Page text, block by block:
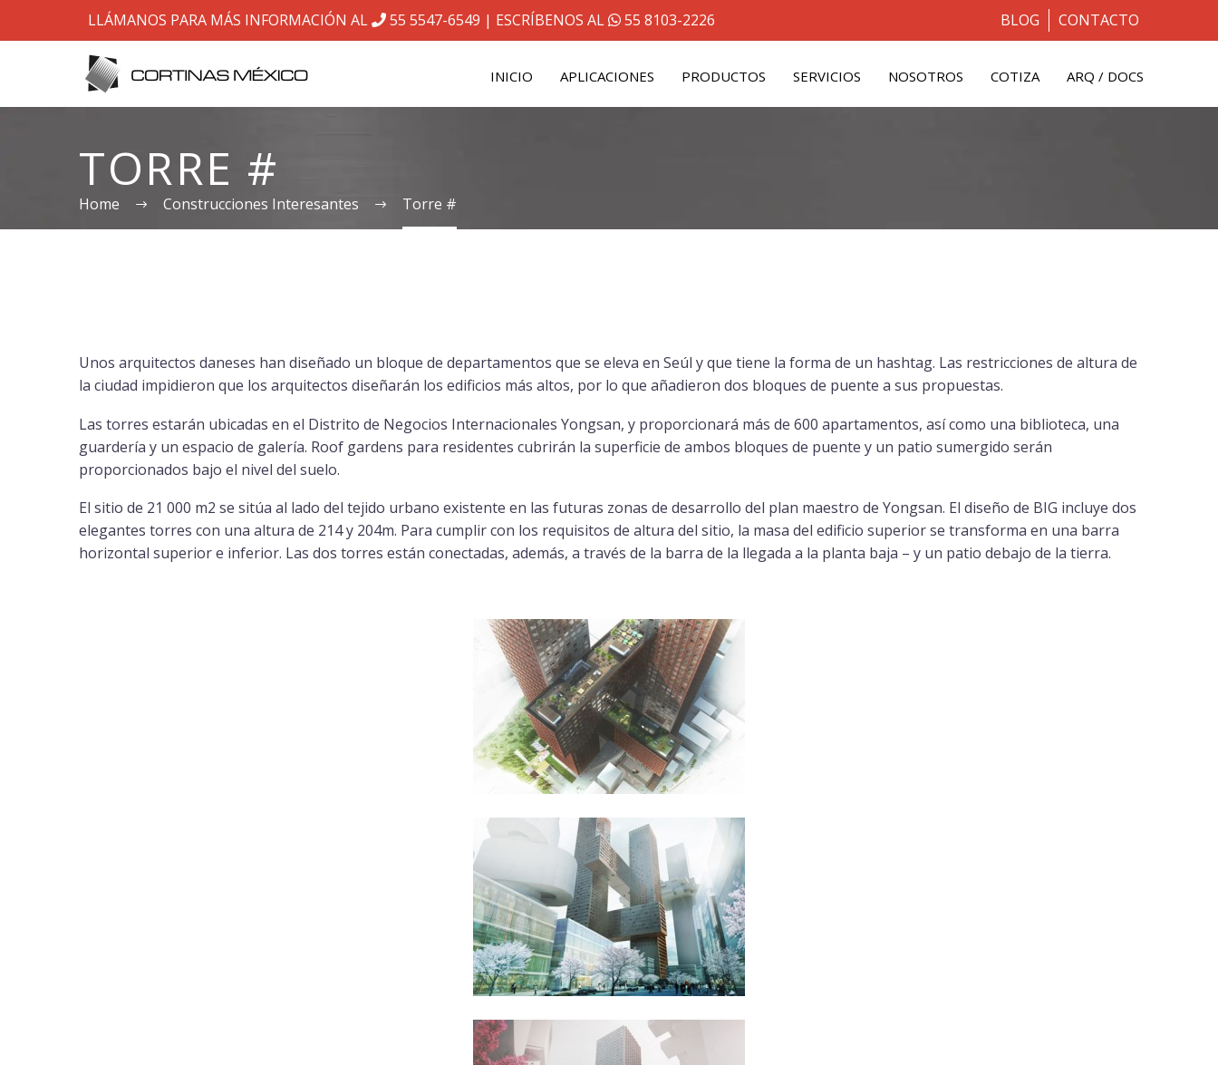
LLÁMANOS PARA MÁS INFORMACIÓN AL 55 5547-6549 | ESCRÍBENOS AL 55 8103-2226 BLOG CONTACTO
INICIO APLICACIONES PRODUCTOS SERVICIOS NOSOTROS COTIZA ARQ / DOCS
TORRE #
Home Construcciones Interesantes Torre #
Unos arquitectos daneses han diseñado un bloque de departamentos que se eleva en Seúl y que tiene la forma de un hashtag. Las restricciones de altura de
la ciudad impidieron que los arquitectos diseñarán los edificios más altos, por lo que añadieron dos bloques de puente a sus propuestas.
Las torres estarán ubicadas en el Distrito de Negocios Internacionales Yongsan, y proporcionará más de 600 apartamentos, así como una biblioteca, una
guardería y un espacio de galería. Roof gardens para residentes cubrirán la superficie de ambos bloques de puente y un patio sumergido serán
proporcionados bajo el nivel del suelo.
El sitio de 21 000 m2 se sitúa al lado del tejido urbano existente en las futuras zonas de desarrollo del plan maestro de Yongsan. El diseño de BIG incluye dos
elegantes torres con una altura de 214 y 204m. Para cumplir con los requisitos de altura del sitio, la masa del edificio superior se transforma en una barra
horizontal superior e inferior. Las dos torres están conectadas, además, a través de la barra de la llegada a la planta baja – y un patio debajo de la tierra.